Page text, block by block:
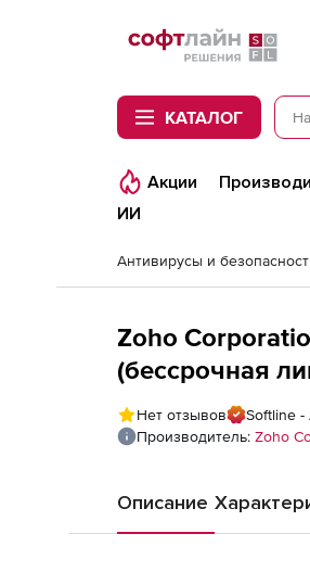
Softline
КАТАЛОГ
Акции
ИИ
Антивирусы и
Zoho
(бессрочная
Edition Model
User License
Нет отзывов
Softline -
Производитель: Zoho
Описание